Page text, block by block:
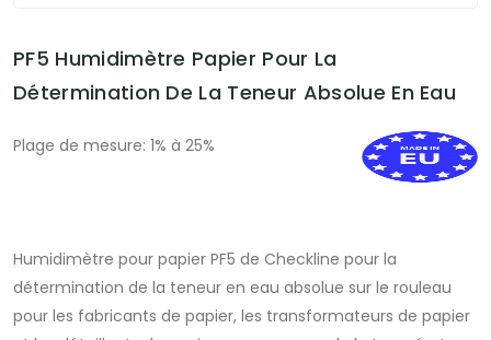
PF5 Humidimètre Papier Pour La
Détermination De La Teneur Absolue En Eau
Plage de mesure: 1% à 25%
Humidimètre pour papier PF5 de Checkline pour la
détermination de la teneur en eau absolue sur le rouleau
pour les fabricants de papier, les transformateurs de papier